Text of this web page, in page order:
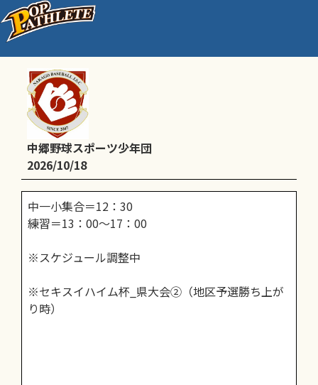
通常練習
中郷野球スポーツ少年団
2026/10/18
中一小集合＝12：30
練習＝13：00～17：00
※スケジュール調整中
※セキスイハイム杯_県大会②（地区予選勝ち上が
り時）